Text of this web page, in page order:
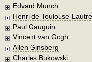
Edvard Munch
Henri de Toulouse-
Paul Gauguin
Vincent van Gogh
Allen Ginsberg
Charles Bukowski